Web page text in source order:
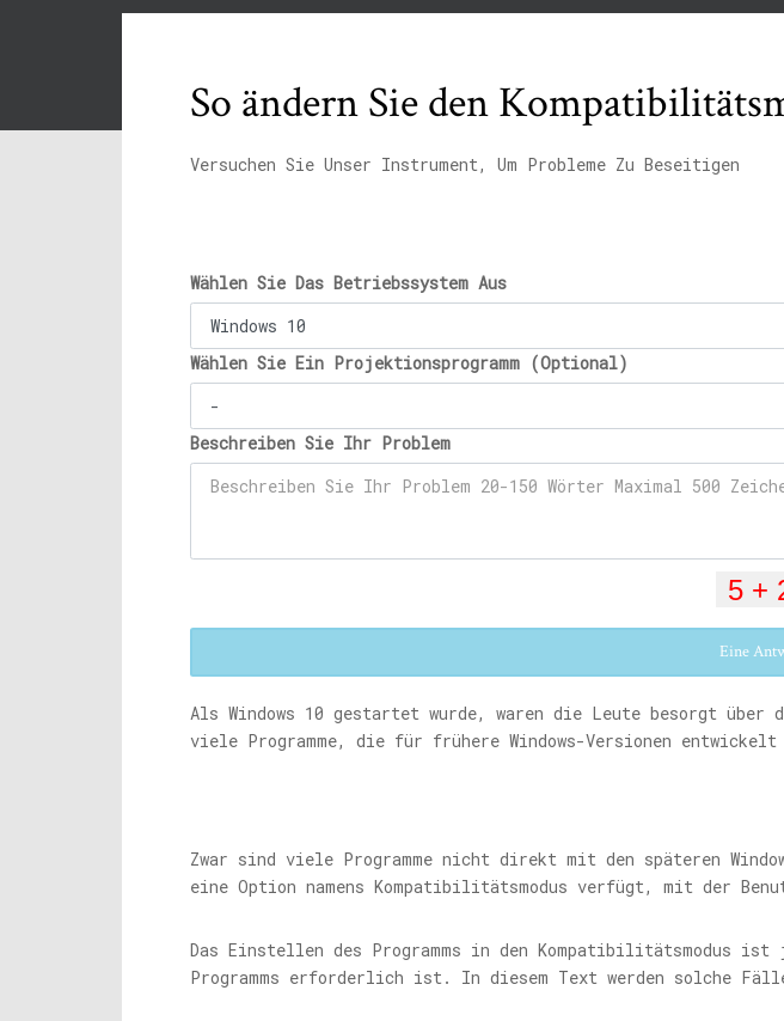
So ändern Sie den
Versuchen Sie Unser Instrument, Um Probleme Zu Beseitigen
Wählen Sie Das Betriebssystem Aus
Wählen Sie Ein Projektionsprogramm (Optional)
Beschreiben Sie Ihr Problem
Eine
Als Windows 10 gestartet wurde, waren die Leute besorgt über
viele Programme, die für frühere Windows-Versionen
Zwar sind viele Programme nicht direkt mit den späteren
eine Option namens Kompatibilitätsmodus verfügt, mit der
Das Einstellen des Programms in den Kompatibilitätsmodus
Programms erforderlich ist. In diesem Text werden solche